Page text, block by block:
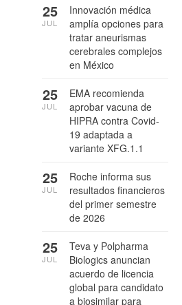
Innovación médica
amplía opciones para
tratar aneurismas
cerebrales complejos
en México
25
JUL
EMA recomienda
aprobar vacuna de
HIPRA contra Covid-
19 adaptada a
variante XFG.1.1
25
JUL
Roche informa sus
resultados financieros
del primer semestre
de 2026
25
JUL
Teva y Polpharma
Biologics anuncian
acuerdo de licencia
global para candidato
a biosimilar para
25
JUL